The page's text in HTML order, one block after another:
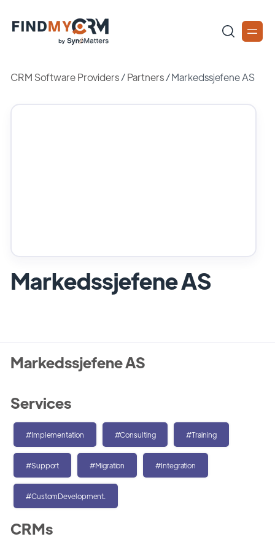
CRM Software Providers/Partners /Markedssjefene AS
Markedssjefene AS
Markedssjefene AS
Services
#Implementation #Consulting #Training
#Support #Migration #Integration
#CustomDevelopment.
CRMs